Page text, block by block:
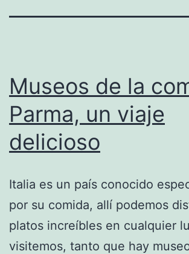
Museos de la
Parma, un viaje
delicioso
Italia es un país conocido
por su comida, allí podemos
platos increíbles en cualquier
visitemos, tanto que hay